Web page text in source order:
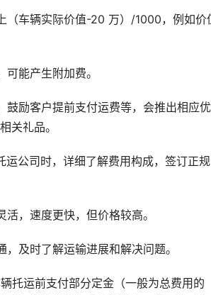
（车辆实际价值-20 万）/1000，例如价
能产生附加费。
励客户提前支付运费等，会推出相应
关礼品。
公司时，详细了解费用构成，签订正
，速度更快，但价格较高。
及时了解运输进展和解决问题。
托运前支付部分定金（一般为总费用的